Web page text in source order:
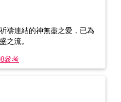
禱連結的神無盡之愛，已為
之流。
參考